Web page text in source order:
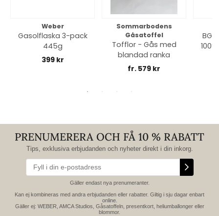
Weber
Gasolflaska 3-pack
445g
399 kr
Sommarbodens
Gåsatoffel
Tofflor - Gås med
blandad ranka
fr. 579 kr
PRENUMERERA OCH FÅ 10 % RABATT
Tips, exklusiva erbjudanden och nyheter direkt i din inkorg.
Gäller endast nya prenumeranter.
Kan ej kombineras med andra erbjudanden eller rabatter. Giltig i sju dagar enbart
online.
Gäller ej: WEBER, AMCA Studios, Gåsatoffeln, presentkort, heliumballonger eller
blommor.